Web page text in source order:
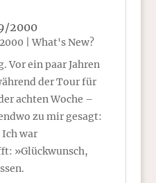
2000
|What's New?
Vor ein paar Jahren
der Tour für
achten Woche –
zu mir gesagt:
Ich war
»Glückwunsch,